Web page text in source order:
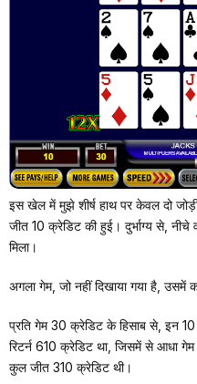
इस खेल में मुझे शीर्ष हाथ पर केवल दो
जीत 10 क्रेडिट की हुई। दुर्भाग्य से,
मिला।
अगला गेम, जो नहीं दिखाया गया है, उसमें
प्रति गेम 30 क्रेडिट के हिसाब से, इन
रिटर्न 610 क्रेडिट था, जिसमें से आधा
कुल जीत 310 क्रेडिट थी।